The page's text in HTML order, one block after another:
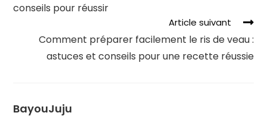
conseils pour réussir
Article suivant
Comment préparer facilement le ris de veau :
astuces et conseils pour une recette réussie
BayouJuju